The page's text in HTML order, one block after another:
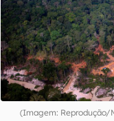
(Imagem: Reprodução/